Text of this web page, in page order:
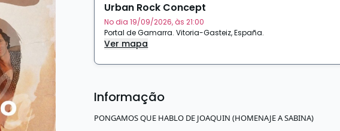
Urban Rock Concept
No dia 19/09/2026, às 21:00
Portal de Gamarra.Vitoria-Gasteiz,España.
Ver mapa
Informação
PONGAMOS QUE HABLO DE JOAQUIN (HOMENAJE A SABINA)